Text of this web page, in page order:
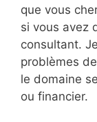
que vous
si vous avez
consultant.
problèmes
le domaine
ou financier.